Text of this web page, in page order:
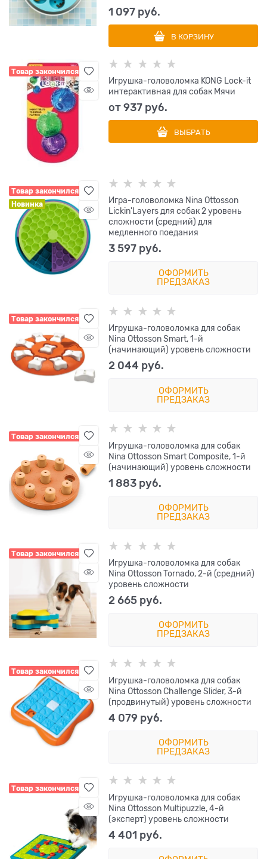
1 097 руб.
В КОРЗИНУ
Товар закончился
Игрушка-головоломка KONG Lock-it
интерактивная для собак Мячи
от937 руб.
ВЫБРАТЬ
Товар закончился
Новинка
Игра-головоломка Nina Ottosson
Lickin'Layers для собак 2 уровень
сложности (средний) для
медленного поедания
3 597 руб.
ОФОРМИТЬ
ПРЕДЗАКАЗ
Товар закончился
Игрушка-головоломка для собак
Nina Ottosson Smart, 1-й
(начинающий) уровень сложности
2 044 руб.
ОФОРМИТЬ
ПРЕДЗАКАЗ
Товар закончился
Игрушка-головоломка для собак
Nina Ottosson Smart Composite, 1-й
(начинающий) уровень сложности
1 883 руб.
ОФОРМИТЬ
ПРЕДЗАКАЗ
Товар закончился
Игрушка-головоломка для собак
Nina Ottosson Tornado, 2-й (средний)
уровень сложности
2 665 руб.
ОФОРМИТЬ
ПРЕДЗАКАЗ
Товар закончился
Игрушка-головоломка для собак
Nina Ottosson Challenge Slider, 3-й
(продвинутый) уровень сложности
4 079 руб.
ОФОРМИТЬ
ПРЕДЗАКАЗ
Товар закончился
Игрушка-головоломка для собак
Nina Ottosson Multipuzzle, 4-й
(эксперт) уровень сложности
4 401 руб.